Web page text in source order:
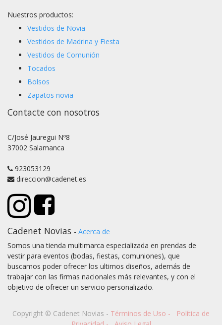
Nuestros productos:
Vestidos de Novia
Vestidos de Madrina y Fiesta
Vestidos de Comunión
Tocados
Bolsos
Zapatos novia
Contacte con nosotros
C/José Jauregui Nº8
37002 Salamanca
923053129
direccion@cadenet.es
Cadenet Novias - Acerca de
Somos una tienda multimarca especializada en prendas de
vestir para eventos (bodas, fiestas, comuniones), que
buscamos poder ofrecer los ultimos diseños, además de
trabajar con las firmas nacionales más relevantes, y con el
objetivo de ofrecer un servicio personalizado.
Copyright © Cadenet Novias - Términos de Uso -
Política de